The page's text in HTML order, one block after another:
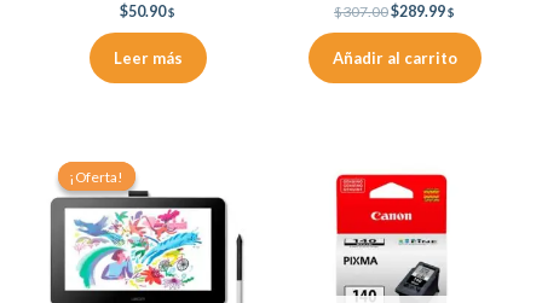
$50.90$
Leer más
$307.00$289.99$
Añadir al carrito
¡Oferta!
¡Oferta!
$539.01.$448.99.